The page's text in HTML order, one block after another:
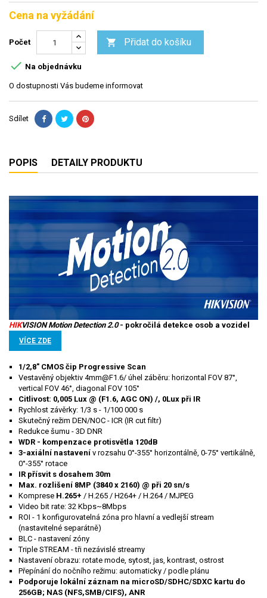
Cena na vyžádání
Počet  Přidat do košíku
 Na objednávku
O dostupnosti Vás budeme informovat
Sdílet
POPIS DETAILY PRODUKTU
HIKVISION Motion Detection 2.0 - pokročilá detekce osob a vozidel
VÍCE ZDE
1/2,8" CMOS čip Progressive Scan
Vestavěný objektiv 4mm@F1.6/ úhel záběru: horizontal FOV 87°,
vertical FOV 46°, diagonal FOV 105°
Citlivost: 0,005 Lux @ (F1.6, AGC ON) /, 0Lux při IR
Rychlost závěrky: 1/3 s - 1/100 000 s
Skutečný režim DEN/NOC - ICR (IR cut filtr)
Redukce šumu - 3D DNR
WDR - kompenzace protisvětla 120dB
3-axiální nastavení v rozsahu 0°-355° horizontálně, 0-75° vertikálně,
0°-355° rotace
IR přísvit s dosahem 30m
Max. rozlišení 8MP (3840 x 2160) @ při 20 sn/s
Komprese H.265+ / H.265 / H264+ / H.264 / MJPEG
Video bit rate: 32 Kbps~8Mbps
ROI - 1 konfigurovatelná zóna pro hlavní a vedlejší stream
(nastavitelné separátně)
BLC - nastavení zóny
Triple STREAM - tři nezávislé streamy
Nastavení obrazu: rotate mode, sytost, jas, kontrast, ostrost
Přepínání do nočního režimu: automaticky / podle plánu
Podporuje lokální záznam na microSD/SDHC/SDXC kartu do
256GB; NAS (NFS,SMB/CIFS), ANR